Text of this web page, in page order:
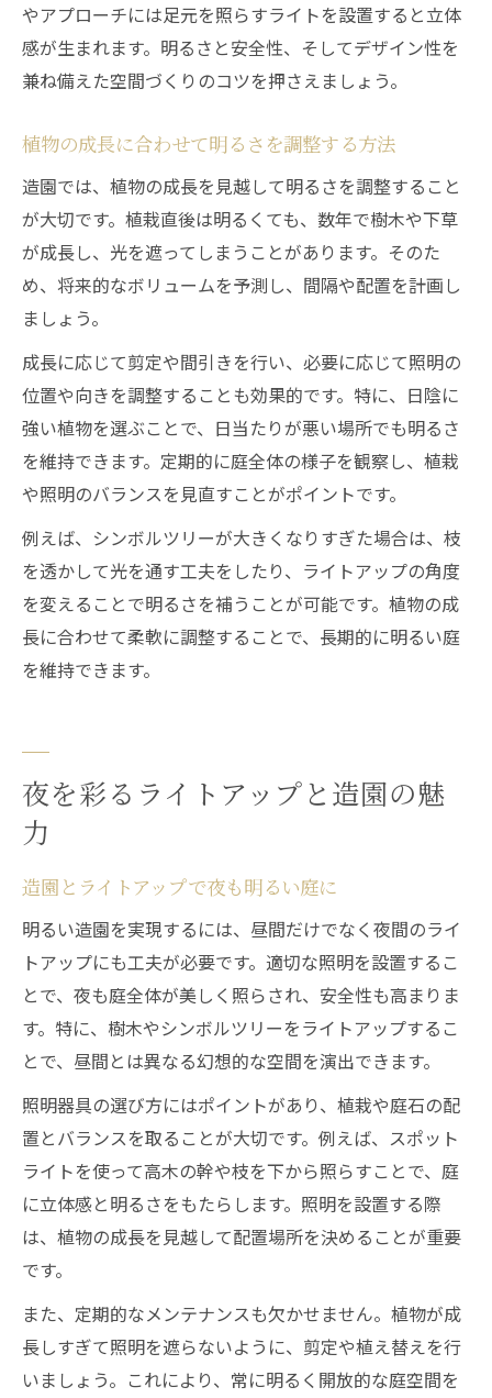
やアプローチには足元を照らすライトを設置すると立体
感が生まれます。明るさと安全性、そしてデザイン性を
兼ね備えた空間づくりのコツを押さえましょう。
植物の成長に合わせて明るさを調整する方法
造園では、植物の成長を見越して明るさを調整すること
が大切です。植栽直後は明るくても、数年で樹木や下草
が成長し、光を遮ってしまうことがあります。そのた
め、将来的なボリュームを予測し、間隔や配置を計画し
ましょう。
成長に応じて剪定や間引きを行い、必要に応じて照明の
位置や向きを調整することも効果的です。特に、日陰に
強い植物を選ぶことで、日当たりが悪い場所でも明るさ
を維持できます。定期的に庭全体の様子を観察し、植栽
や照明のバランスを見直すことがポイントです。
例えば、シンボルツリーが大きくなりすぎた場合は、枝
を透かして光を通す工夫をしたり、ライトアップの角度
を変えることで明るさを補うことが可能です。植物の成
長に合わせて柔軟に調整することで、長期的に明るい庭
を維持できます。
夜を彩るライトアップと造園の魅
力
造園とライトアップで夜も明るい庭に
明るい造園を実現するには、昼間だけでなく夜間のライ
トアップにも工夫が必要です。適切な照明を設置するこ
とで、夜も庭全体が美しく照らされ、安全性も高まりま
す。特に、樹木やシンボルツリーをライトアップするこ
とで、昼間とは異なる幻想的な空間を演出できます。
照明器具の選び方にはポイントがあり、植栽や庭石の配
置とバランスを取ることが大切です。例えば、スポット
ライトを使って高木の幹や枝を下から照らすことで、庭
に立体感と明るさをもたらします。照明を設置する際
は、植物の成長を見越して配置場所を決めることが重要
です。
また、定期的なメンテナンスも欠かせません。植物が成
長しすぎて照明を遮らないように、剪定や植え替えを行
いましょう。これにより、常に明るく開放的な庭空間を